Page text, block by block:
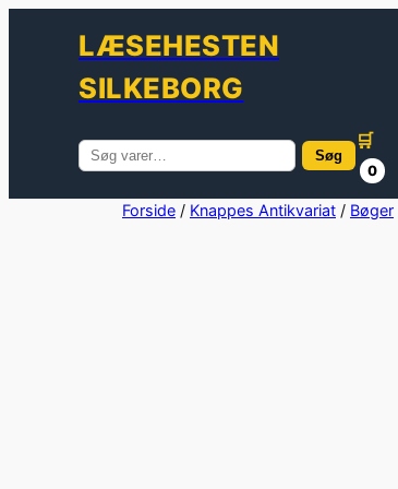
LÆSEHESTEN
SILKEBORG
Søg
efter:
Søg
🛒
0
Forside / Knappes Antikvariat / Bøger